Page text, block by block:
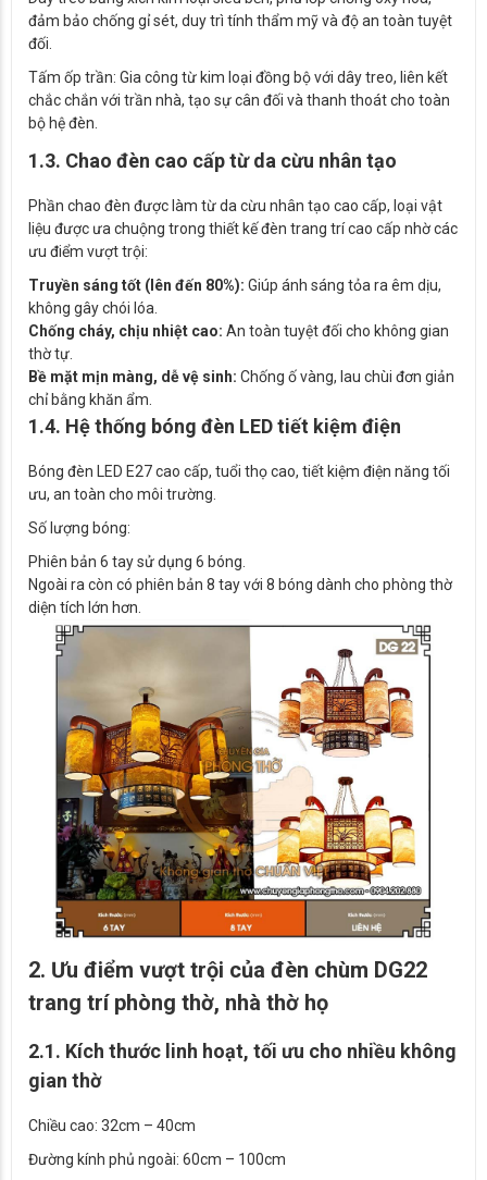
đảm bảo chống gỉ sét, duy trì tính thẩm mỹ và độ an toàn tuyệt
đối.
Tấm ốp trần: Gia công từ kim loại đồng bộ với dây treo, liên kết
chắc chắn với trần nhà, tạo sự cân đối và thanh thoát cho toàn
bộ hệ đèn.
1.3. Chao đèn cao cấp từ da cừu nhân tạo
Phần chao đèn được làm từ da cừu nhân tạo cao cấp, loại vật
liệu được ưa chuộng trong thiết kế đèn trang trí cao cấp nhờ các
ưu điểm vượt trội:
Truyền sáng tốt (lên đến 80%): Giúp ánh sáng tỏa ra êm dịu,
không gây chói lóa.
Chống cháy, chịu nhiệt cao: An toàn tuyệt đối cho không gian
thờ tự.
Bề mặt mịn màng, dễ vệ sinh: Chống ố vàng, lau chùi đơn giản
chỉ bằng khăn ẩm.
1.4. Hệ thống bóng đèn LED tiết kiệm điện
Bóng đèn LED E27 cao cấp, tuổi thọ cao, tiết kiệm điện năng tối
ưu, an toàn cho môi trường.
Số lượng bóng:
Phiên bản 6 tay sử dụng 6 bóng.
Ngoài ra còn có phiên bản 8 tay với 8 bóng dành cho phòng thờ
diện tích lớn hơn.
2. Ưu điểm vượt trội của đèn chùm DG22
trang trí phòng thờ, nhà thờ họ
2.1. Kích thước linh hoạt, tối ưu cho nhiều không
gian thờ
Chiều cao: 32cm – 40cm
Đường kính phủ ngoài: 60cm – 100cm